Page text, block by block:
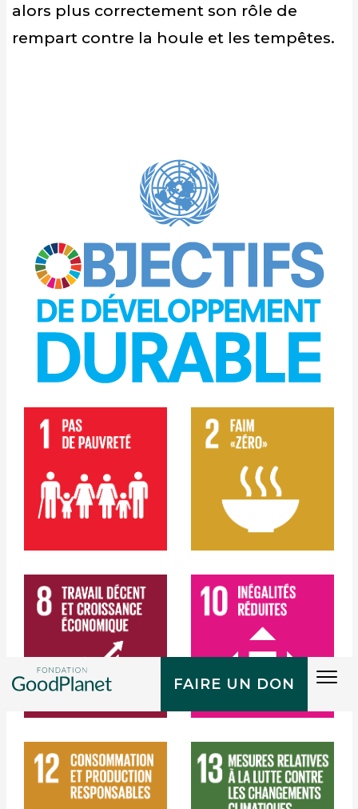
FAIRE UN DON
alors plus correctement son rôle de
rempart contre la houle et les tempêtes.